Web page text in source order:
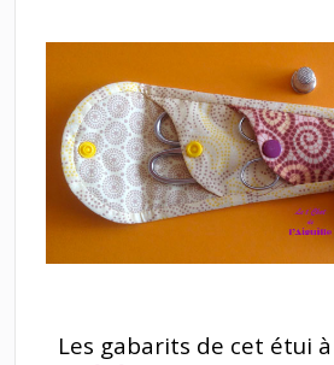
Les gabarits de cet étui